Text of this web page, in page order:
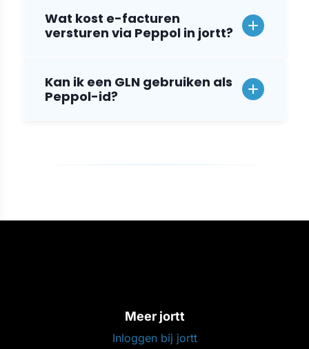
Wat kost e-facturen
versturen via Peppol in jortt?
Kan ik een GLN gebruiken als
Peppol-id?
Meer jortt
Inloggen bij jortt